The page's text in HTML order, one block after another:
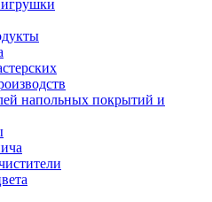
игрушки
напольных покрытий и